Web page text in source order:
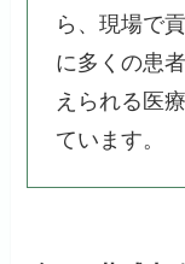
ら、現場で
に多くの患
えられる医
ています。